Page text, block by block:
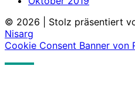
© 2026
Stolz präsentiert
Nisarg
Cookie Consent Banner von